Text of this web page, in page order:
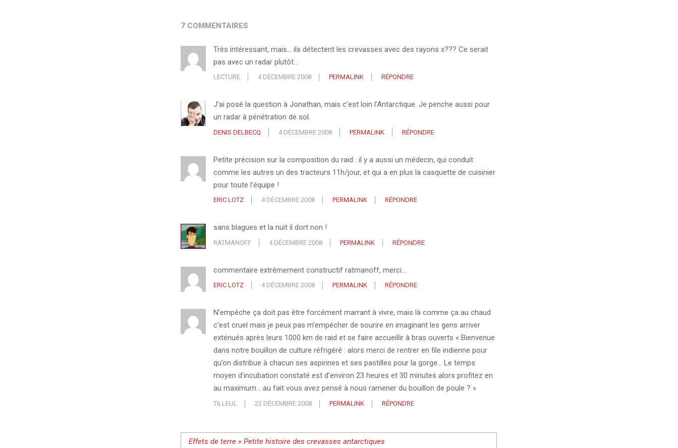
7 COMMENTAIRES
Très intéressant, mais… ils détectent les crevasses avec des rayons x??? Ce serait
pas avec un radar plutôt…
LECTURE 4 DÉCEMBRE 2008 PERMALINK RÉPONDRE
J’ai posé la question à Jonathan, mais c’est loin l’Antarctique. Je penche aussi pour
un radar à pénétration de sol.
DENIS DELBECQ 4 DÉCEMBRE 2008 PERMALINK RÉPONDRE
Petite précision sur la composition du raid : il y a aussi un médecin, qui conduit
comme les autres un des tracteurs 11h/jour, et qui a en plus la casquette de cuisinier
pour toute l’équipe !
ERIC LOTZ 4 DÉCEMBRE 2008 PERMALINK RÉPONDRE
sans blagues et la nuit il dort non !
RATMANOFF 4 DÉCEMBRE 2008 PERMALINK RÉPONDRE
commentaire extrêmement constructif ratmanoff, merci…
ERIC LOTZ 4 DÉCEMBRE 2008 PERMALINK RÉPONDRE
N’empêche ça doit pas être forcément marrant à vivre, mais là comme ça au chaud
c’est cruel mais je peux pas m’empécher de sourire en imaginant les gens arriver
exténués après leurs 1000 km de raid et se faire accueillir à bras ouverts « Bienvenue
dans notre bouillon de culture réfrigéré : alors merci de rentrer en file indienne pour
qu’on distribue à chacun ses aspirines et ses pastilles pour la gorge… Le temps
moyen d’incubation constaté est d’environ 23 heures et 30 minutes alors profitez en
au maximum… au fait vous avez pensé à nous ramener du bouillon de poule ? »
TILLEUL 22 DÉCEMBRE 2008 PERMALINK RÉPONDRE
Effets de terre » Petite histoire des crevasses antarctiques